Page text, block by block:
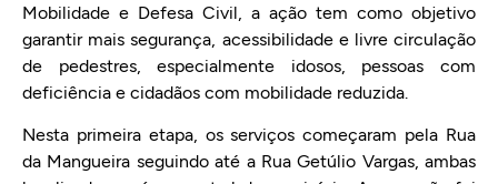
Mobilidade e Defesa Civil, a ação tem como objetivo
garantir mais segurança, acessibilidade e livre circulação
de pedestres, especialmente idosos, pessoas com
deficiência e cidadãos com mobilidade reduzida.
Nesta primeira etapa, os serviços começaram pela Rua
da Mangueira seguindo até a Rua Getúlio Vargas, ambas